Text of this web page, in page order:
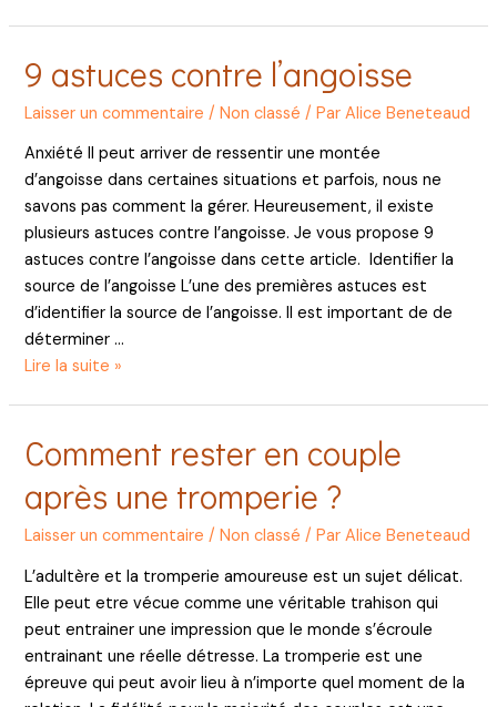
se
comprend
plus,
comment
faire ?
9 astuces contre l’angoisse
Laisser un commentaire /Non classé / ParAlice Beneteaud
Anxiété Il peut arriver de ressentir une montée
d’angoisse dans certaines situations et parfois, nous ne
savons pas comment la gérer. Heureusement, il existe
plusieurs astuces contre l’angoisse. Je vous propose 9
astuces contre l’angoisse dans cette article. Identifier la
source de l’angoisse L’une des premières astuces est
d’identifier la source de l’angoisse. Il est important de de
déterminer …
9
l’angoisse
Lire la suite »
Comment rester en couple
après une tromperie ?
Laisser un commentaire /Non classé / ParAlice Beneteaud
L’adultère et la tromperie amoureuse est un sujet délicat.
Elle peut etre vécue comme une véritable trahison qui
peut entrainer une impression que le monde s’écroule
entrainant une réelle détresse. La tromperie est une
épreuve qui peut avoir lieu à n’importe quel moment de la